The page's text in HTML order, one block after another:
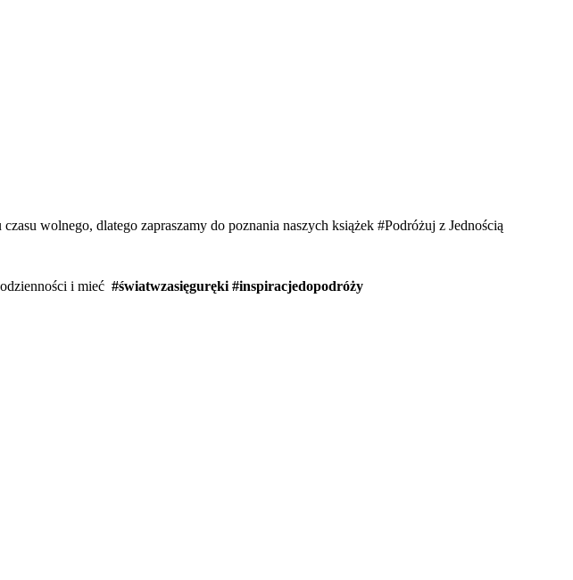
wolnego, dlatego zapraszamy do poznania naszych książek #Podróżuj z Jednością
i mieć #światwzasięguręki #inspiracjedopodróży